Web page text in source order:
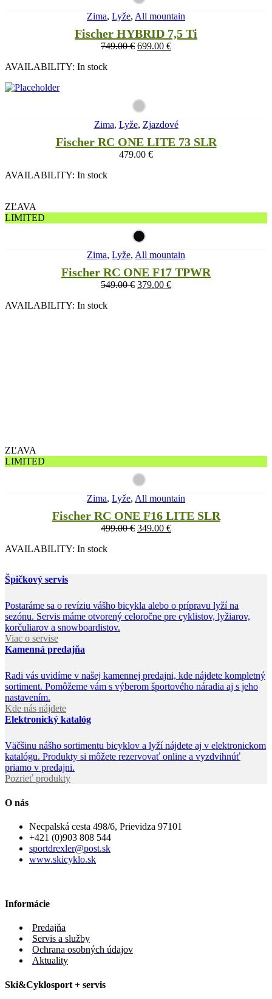
Zima, Lyže, All mountain
Fischer HYBRID 7,5 Ti
749.00€ 699.00 €
AVAILABILITY: In stock
Zima, Lyže, Zjazdové
Fischer RC ONE LITE 73 SLR
479.00 €
AVAILABILITY: In stock
ZĽAVA
LIMITED
Zima, Lyže, All mountain
Fischer RC ONE F17 TPWR
549.00€ 379.00 €
AVAILABILITY: In stock
ZĽAVA
LIMITED
Zima, Lyže, All mountain
Fischer RC ONE F16 LITE SLR
499.00€ 349.00 €
AVAILABILITY: In stock
Špičkový servis
Postaráme sa o revíziu vášho bicykla alebo o prípravu lyží na
sezónu. Servis máme otvorený celoročne pre cyklistov, lyžiarov,
korčuliarov a snowboardistov.
Viac o servise
Kamenná predajňa
Radi vás uvidíme v našej kamennej predajni, kde nájdete kompletný
sortiment. Pomôžeme vám s výberom športového náradia aj s jeho
nastavením.
Kde nás nájdete
Elektronický katalóg
Väčšinu nášho sortimentu bicyklov a lyží nájdete aj v elektronickom
katalógu. Produkty si môžete rezervovať online a vyzdvihnúť
priamo v predajni.
Pozrieť produkty
O nás
Necpalská cesta 498/6, Prievidza 97101
+421 (0)903 808 544
sportdrexler@post.sk
www.skicyklo.sk
Informácie
Predajňa
Servis a služby
Ochrana osobných údajov
Aktuality
Ski&Cyklosport + servis